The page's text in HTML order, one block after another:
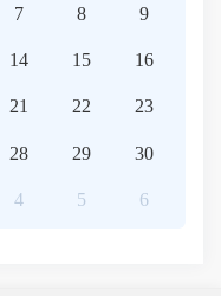
7 8 9
14 15 16
21 22 23
28 29 30
4 5 6